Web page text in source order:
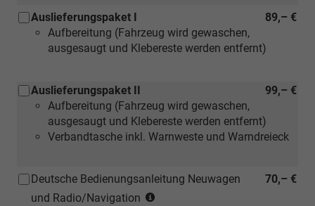
für
89,– €
Auslieferungspaket I
Aufbereitung (Fahrzeug wird gewaschen,
ausgesaugt und Klebereste werden entfernt)
99,– €
Auslieferungspaket II
Aufbereitung (Fahrzeug wird gewaschen,
ausgesaugt und Klebereste werden entfernt)
Verbandtasche inkl. Warnweste und Warndreieck
70,– €
Deutsche Bedienungsanleitung Neuwagen
und Radio/Navigation